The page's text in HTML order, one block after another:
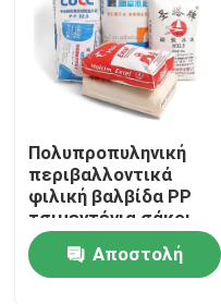
Σπίτι
Προϊόντα
Πολυπροπυληνική
περιβαλλοντικά
φιλική βαλβίδα PP
τσιμεντένια σάκοι
50kg Block bottom AD
STAR Packaging
Αποστολή